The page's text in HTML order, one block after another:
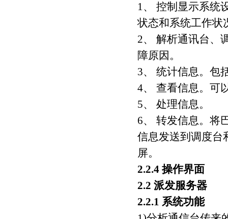
1、 控制显示系统
状态和系统工作状
2、 解析通讯台、
障原因。
3、 统计信息。包
4、 查看信息。可
5、 处理信息。
6、 转发信息。将
信息发送到调度台
屏。
2.2.4 操作界面
2.2 派发服务器
2.2.1 系统功能